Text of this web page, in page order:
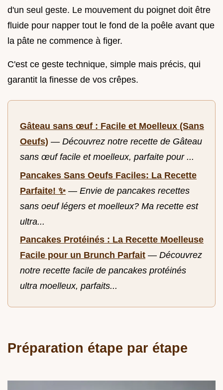
d'un seul geste. Le mouvement du poignet doit être
fluide pour napper tout le fond de la poêle avant que
la pâte ne commence à figer.
C'est ce geste technique, simple mais précis, qui
garantit la finesse de vos crêpes.
Gâteau sans œuf : Facile et Moelleux (Sans
Oeufs) — Découvrez notre recette de Gâteau
sans œuf facile et moelleux, parfaite pour ...
Pancakes Sans Oeufs Faciles: La Recette
Parfaite! ✨ — Envie de pancakes recettes
sans oeuf légers et moelleux? Ma recette est
ultra...
Pancakes Protéinés : La Recette Moelleuse
Facile pour un Brunch Parfait — Découvrez
notre recette facile de pancakes protéinés
ultra moelleux, parfaits...
Préparation étape par étape